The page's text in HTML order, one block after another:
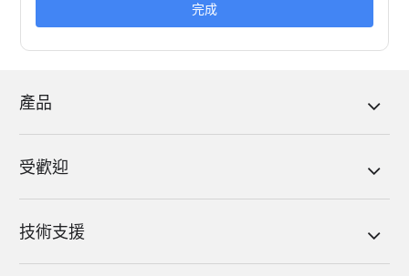
完成
產品
受歡迎
技術支援